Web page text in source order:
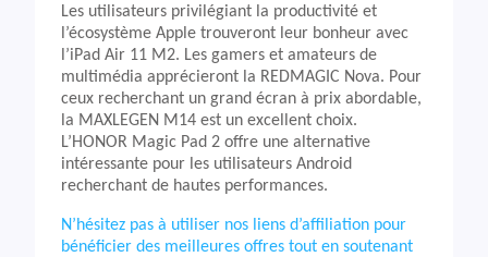
Les utilisateurs privilégiant la productivité et
l’écosystème Apple trouveront leur bonheur avec
l’iPad Air 11 M2. Les gamers et amateurs de
multimédia apprécieront la REDMAGIC Nova. Pour
ceux recherchant un grand écran à prix abordable,
la MAXLEGEN M14 est un excellent choix.
L’HONOR Magic Pad 2 offre une alternative
intéressante pour les utilisateurs Android
recherchant de hautes performances.
N’hésitez pas à utiliser nos liens d’affiliation pour
bénéficier des meilleures offres tout en soutenant